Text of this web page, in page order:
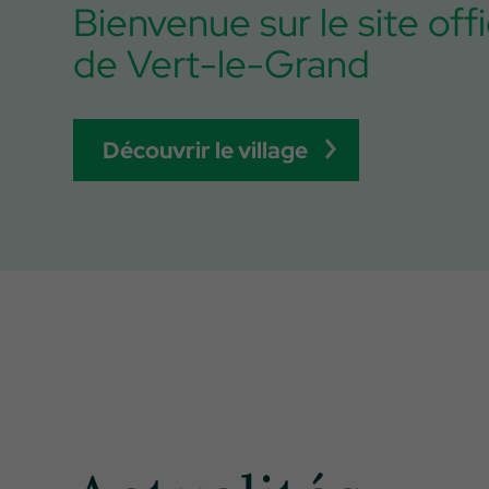
Bienvenue sur le site
de Vert-le-Grand
Découvrir le village